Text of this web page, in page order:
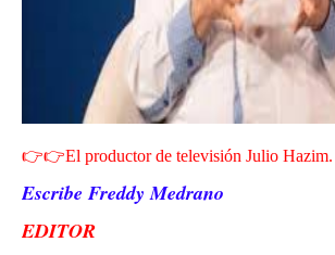
👉👉El productor de televisión Julio Hazim.
Escribe Freddy Medrano
EDITOR